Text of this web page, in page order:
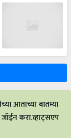
आताच्या बातम्या
करा.व्हाट्सएप